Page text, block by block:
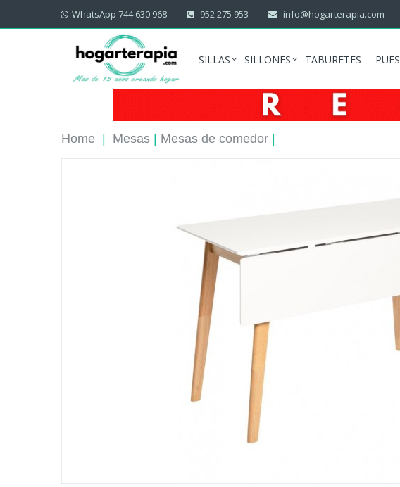
WhatsApp 744 630 968 952 275 953 info@hogarterapia.com
SILLAS
SILLONES TABURETES PUFS
Home Mesas Mesas de comedor